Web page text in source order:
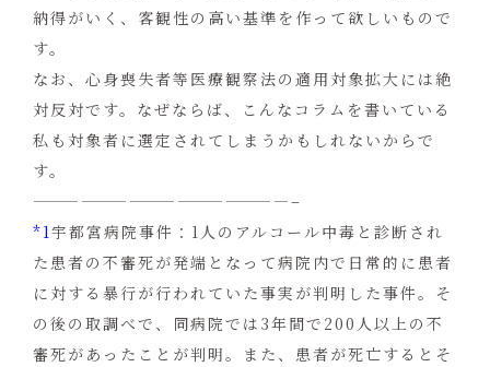
納得がいく、客観性の高い基準を作って欲しいもので
す。
なお、心身喪失者等医療観察法の適用対象拡大には絶
対反対です。なぜならば、こんなコラムを書いている
私も対象者に選定されてしまうかもしれないからで
す。
————————————————–
*1宇都宮病院事件：1人のアルコール中毒と診断され
た患者の不審死が発端となって病院内で日常的に患者
に対する暴行が行われていた事実が判明した事件。そ
の後の取調べで、同病院では3年間で200人以上の不
審死があったことが判明。また、患者が死亡するとそ